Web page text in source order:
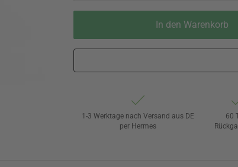
In den Warenkorb
1-3 Werktage nach Versand aus DE
per Hermes
60